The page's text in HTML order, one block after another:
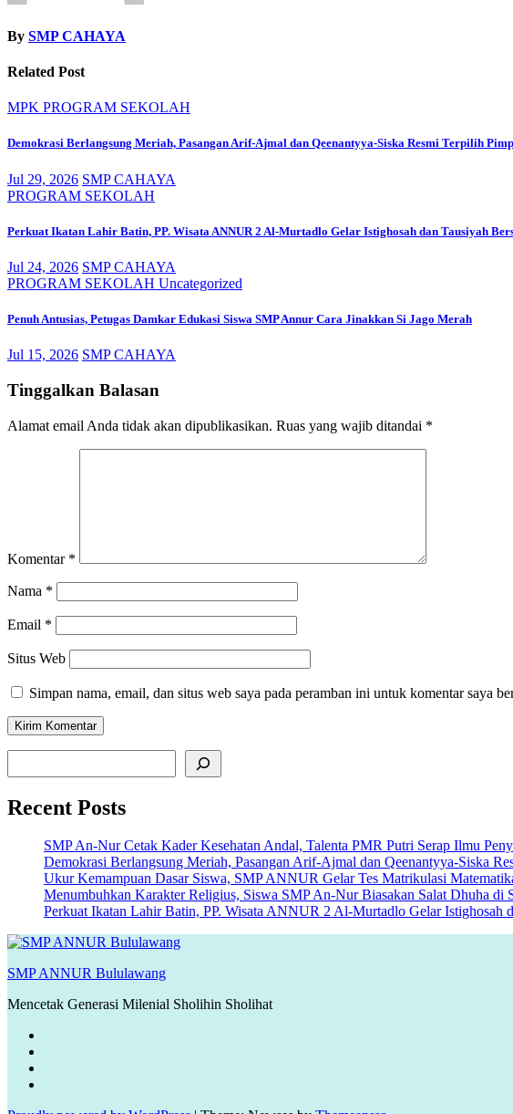
By SMP CAHAYA
Related Post
MPK PROGRAM SEKOLAH
Demokrasi Berlangsung Meriah, Pasangan Arif-Ajmal dan Qeenantyya-Siska Resmi Terpilih
Jul 29, 2026 SMP CAHAYA
PROGRAM SEKOLAH
Perkuat Ikatan Lahir Batin, PP. Wisata ANNUR 2 Al-Murtadlo Gelar Istighosah dan Tausiyah
Jul 24, 2026 SMP CAHAYA
PROGRAM SEKOLAH Uncategorized
Penuh Antusias, Petugas Damkar Edukasi Siswa SMP Annur Cara Jinakkan Si Jago Merah
Jul 15, 2026 SMP CAHAYA
Tinggalkan Balasan
Alamat email Anda tidak akan dipublikasikan. Ruas yang wajib ditandai *
Komentar *
Nama *
Email *
Situs Web
Simpan nama, email, dan situs web saya pada peramban ini untuk komentar saya
Recent Posts
SMP An-Nur Cetak Kader Kesehatan Andal, Talenta PMR Putri Serap Ilmu
Demokrasi Berlangsung Meriah, Pasangan Arif-Ajmal dan Qeenantyya-Siska
Ukur Kemampuan Dasar Siswa, SMP ANNUR Gelar Tes Matrikulasi
Menumbuhkan Karakter Religius, Siswa SMP An-Nur Biasakan Salat Dhuha di
Perkuat Ikatan Lahir Batin, PP. Wisata ANNUR 2 Al-Murtadlo Gelar Istighosah
SMP ANNUR Bululawang
Mencetak Generasi Milenial Sholihin Sholihat